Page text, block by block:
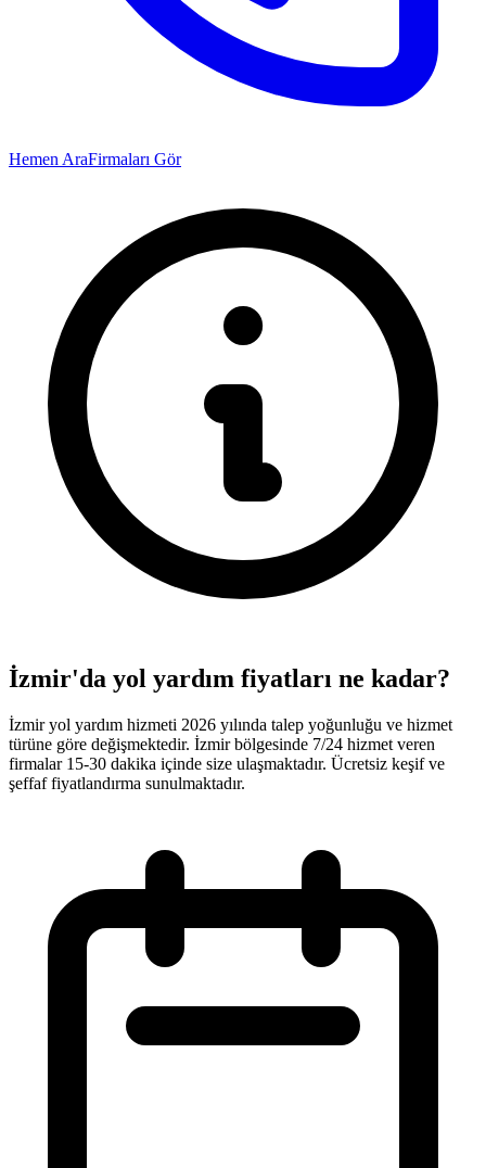
Hemen AraFirmaları Gör
İzmir'da yol yardım fiyatları ne kadar?
İzmir yol yardım hizmeti 2026 yılında talep yoğunluğu ve hizmet
türüne göre değişmektedir. İzmir bölgesinde 7/24 hizmet veren
firmalar 15-30 dakika içinde size ulaşmaktadır. Ücretsiz keşif ve
şeffaf fiyatlandırma sunulmaktadır.